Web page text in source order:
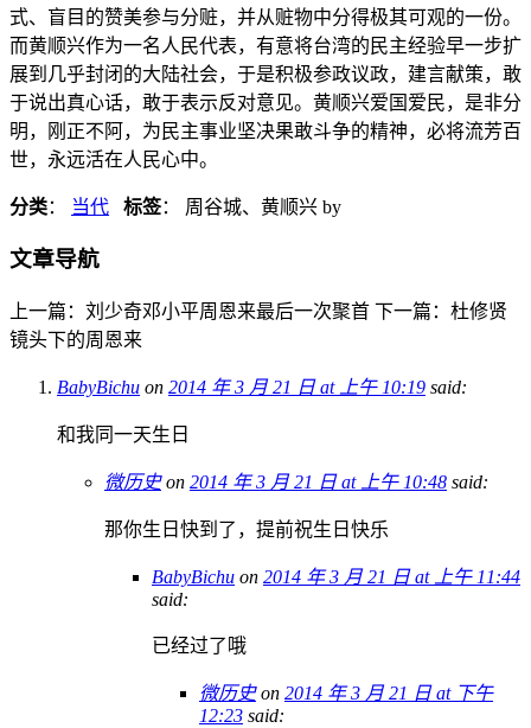
式、盲目的赞美参与分赃，并从赃物中分得极其可观的一份。
而黄顺兴作为一名人民代表，有意将台湾的民主经验早一步扩
展到几乎封闭的大陆社会，于是积极参政议政，建言献策，敢
于说出真心话，敢于表示反对意见。黄顺兴爱国爱民，是非分
明，刚正不阿，为民主事业坚决果敢斗争的精神，必将流芳百
世，永远活在人民心中。
分类： 当代 标签： 周谷城、黄顺兴 by
文章导航
上一篇：刘少奇邓小平周恩来最后一次聚首 下一篇：杜修贤
镜头下的周恩来
BabyBichu on 2014 年 3 月 21 日 at 上午 10:19 said:
和我同一天生日
微历史on 2014 年 3 月 21 日 at 上午 10:48 said:
那你生日快到了，提前祝生日快乐
BabyBichu on 2014 年 3 月 21 日 at 上午 11:44
said:
已经过了哦
微历史on 2014 年 3 月 21 日 at 下午
12:23 said: